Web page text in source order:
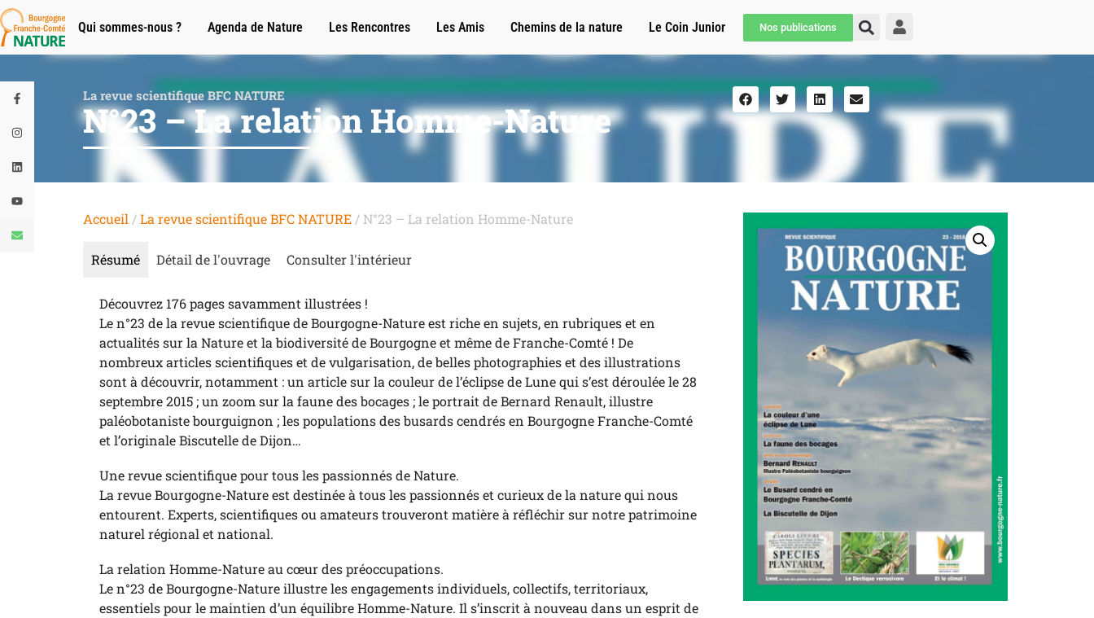
Qui sommes-nous ? Agenda de Nature Les Rencontres Les Amis Chemins de la nature Le Coin Junior Nos publications
La revue scientifique BFC NATURE
N°23 – La relation Homme-Nature
Accueil /La revue scientifique BFC NATURE / N°23 – La relation Homme-Nature
Résumé Détail de l'ouvrage Consulter l'intérieur
Découvrez 176 pages savamment illustrées !
Le n°23 de la revue scientifique de Bourgogne-Nature est riche en sujets, en rubriques et en
actualités sur la Nature et la biodiversité de Bourgogne et même de Franche-Comté ! De
nombreux articles scientifiques et de vulgarisation, de belles photographies et des illustrations
sont à découvrir, notamment : un article sur la couleur de l’éclipse de Lune qui s’est déroulée le 28
septembre 2015 ; un zoom sur la faune des bocages ; le portrait de Bernard Renault, illustre
paléobotaniste bourguignon ; les populations des busards cendrés en Bourgogne Franche-Comté
et l’originale Biscutelle de Dijon…
Une revue scientifique pour tous les passionnés de Nature.
La revue Bourgogne-Nature est destinée à tous les passionnés et curieux de la nature qui nous
entourent. Experts, scientifiques ou amateurs trouveront matière à réfléchir sur notre patrimoine
naturel régional et national.
La relation Homme-Nature au cœur des préoccupations.
Le n°23 de Bourgogne-Nature illustre les engagements individuels, collectifs, territoriaux,
essentiels pour le maintien d’un équilibre Homme-Nature. Il s’inscrit à nouveau dans un esprit de